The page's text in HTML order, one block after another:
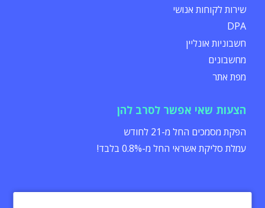
שירות לקוחות אנושי
DPA
חשבוניות אונליין
מחשבונים
מפת אתר
הצעות שאי אפשר לסרב להן
הפקת מסמכים החל מ-21 לחודש
עמלת סליקת אשראי החל מ-0.8% בלבד!